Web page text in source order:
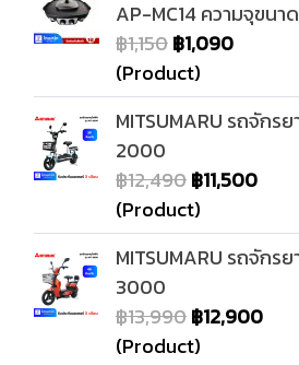
AP-MC14 ความจุขนา
฿1,150฿1,090
(Product)
MITSUMARU รถจักร
2000
฿12,490฿11,500
(Product)
MITSUMARU รถจักร
3000
฿13,990฿12,900
(Product)